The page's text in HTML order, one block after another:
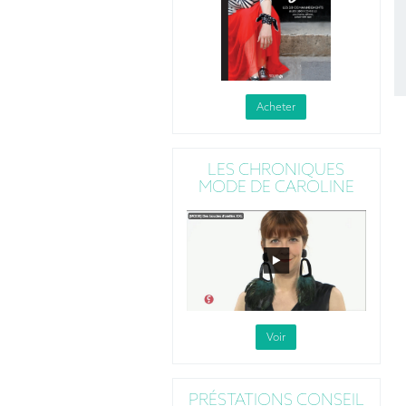
Acheter
LES CHRONIQUES
MODE DE CAROLINE
Voir
PRÉSTATIONS CONSEIL